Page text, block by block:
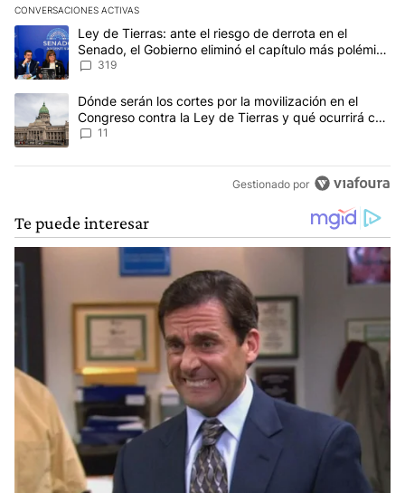
CONVERSACIONES ACTIVAS
Este listado muestra los artículos con más comentarios en los
Un artículo de tendencia con el título "Ley de Tierras: ante el
Ley de Tierras: ante el riesgo de derrota en el
Senado, el Gobierno eliminó el capítulo más polémico
del proyecto
319
Un artículo de tendencia con el título "Dónde serán los cortes
Dónde serán los cortes por la movilización en el
Congreso contra la Ley de Tierras y qué ocurrirá con
el transporte público
11
Gestionado por